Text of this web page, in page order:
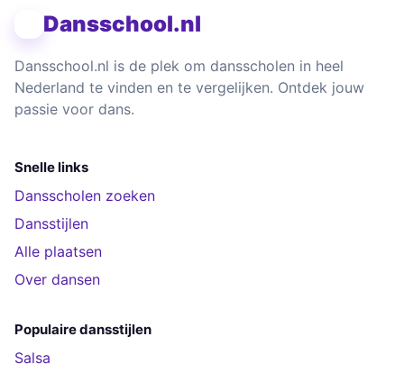
Dansschool.nl
Dansschool.nl is de plek om dansscholen in heel
Nederland te vinden en te vergelijken. Ontdek jouw
passie voor dans.
Snelle links
Dansscholen zoeken
Dansstijlen
Alle plaatsen
Over dansen
Populaire dansstijlen
Salsa